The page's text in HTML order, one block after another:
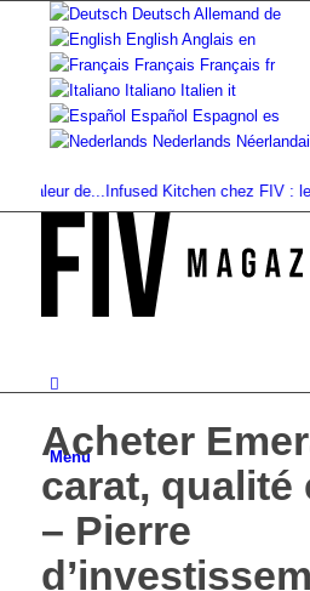
Deutsch Allemand de
English Anglais en
Français Français fr
Italiano Italien it
Español Espagnol es
Nederlands
de...Infused Kitchen chez FIV : le
Menu
Acheter
carat, qualité
– Pierre